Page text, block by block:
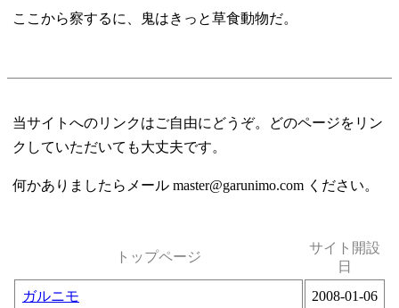
ここから察するに、鬼はきっと草食動物だ。
当サイトへのリンクはご自由にどうぞ。どのページをリン
クしていただいても大丈夫です。
何かありましたらメール master@garunimo.com ください。
トップページ
サイト開設
日
ガルニモ
2008-01-06